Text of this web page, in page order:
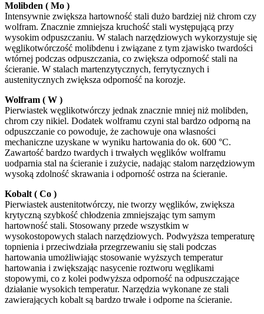
Molibden ( Mo )
Intensywnie zwiększa hartowność stali dużo bardziej niż chrom czy
wolfram. Znacznie zmniejsza kruchość stali występującą przy
wysokim odpuszczaniu. W stalach narzędziowych wykorzystuje się
węglikotwórczość molibdenu i związane z tym zjawisko twardości
wtórnej podczas odpuszczania, co zwiększa odporność stali na
ścieranie. W stalach martenzytycznych, ferrytycznych i
austenitycznych zwiększa odporność na korozje.
Wolfram ( W )
Pierwiastek węglikotwórczy jednak znacznie mniej niż molibden,
chrom czy nikiel. Dodatek wolframu czyni stal bardzo odporną na
odpuszczanie co powoduje, że zachowuje ona własności
mechaniczne uzyskane w wyniku hartowania do ok. 600 °C.
Zawartość bardzo twardych i trwałych węglików wolframu
uodparnia stal na ścieranie i zużycie, nadając stalom narzędziowym
wysoką zdolność skrawania i odporność ostrza na ścieranie.
Kobalt ( Co )
Pierwiastek austenitotwórczy, nie tworzy węglików, zwiększa
krytyczną szybkość chłodzenia zmniejszając tym samym
hartowność stali. Stosowany przede wszystkim w
wysokostopowych stalach narzędziowych. Podwyższa temperaturę
topnienia i przeciwdziała przegrzewaniu się stali podczas
hartowania umożliwiając stosowanie wyższych temperatur
hartowania i zwiększając nasycenie roztworu węglikami
stopowymi, co z kolei podwyższa odporność na odpuszczające
działanie wysokich temperatur. Narzędzia wykonane ze stali
zawierających kobalt są bardzo trwałe i odporne na ścieranie.